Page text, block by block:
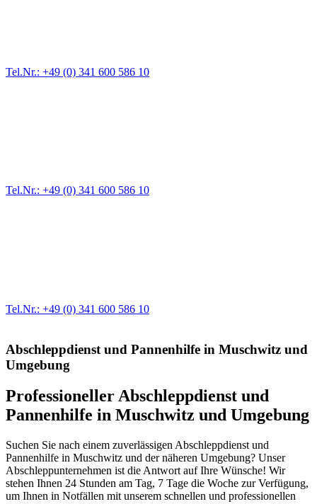
Tel.Nr.: +49 (0) 341 600 586 10
Tel.Nr.: +49 (0) 341 600 586 10
Tel.Nr.: +49 (0) 341 600 586 10
Abschleppdienst und Pannenhilfe in Muschwitz und
Umgebung
Professioneller Abschleppdienst und
Pannenhilfe in Muschwitz und Umgebung
Suchen Sie nach einem zuverlässigen Abschleppdienst und
Pannenhilfe in Muschwitz und der näheren Umgebung? Unser
Abschleppunternehmen ist die Antwort auf Ihre Wünsche! Wir
stehen Ihnen 24 Stunden am Tag, 7 Tage die Woche zur Verfügung,
um Ihnen in Notfällen mit unserem schnellen und professionellen